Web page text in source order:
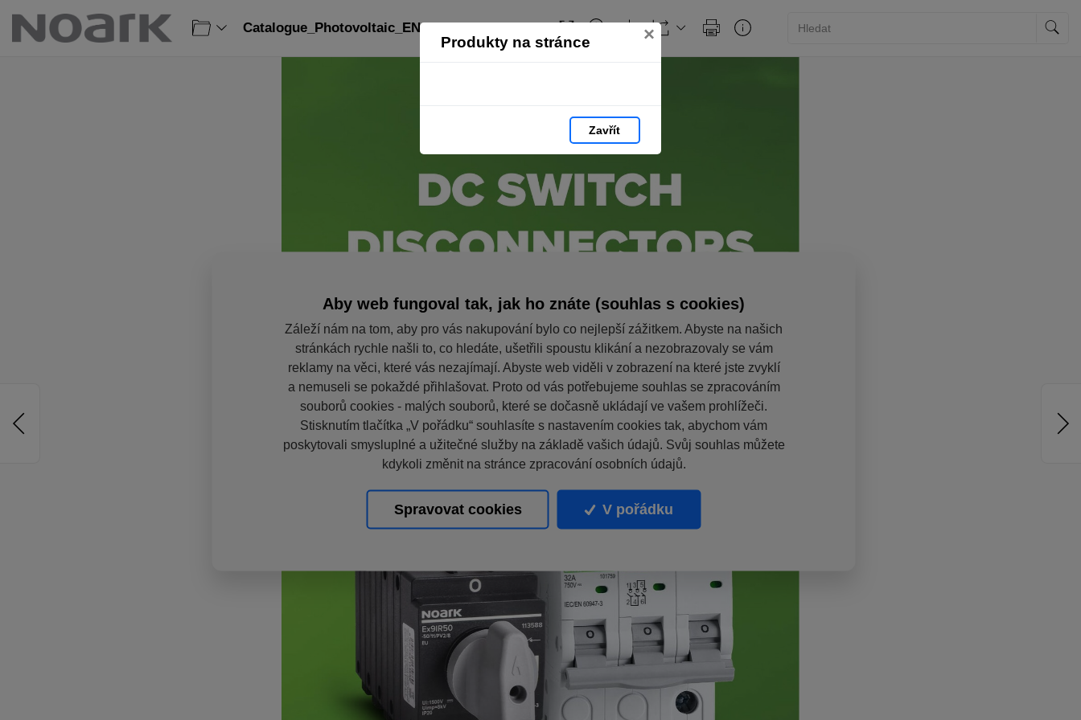
Produkty na stránce ×
Zavřít
Catalogue_Photovoltaic_EN: strana 75
Aby web fungoval tak, jak ho znáte (souhlas s cookies)
Záleží nám na tom, aby pro vás nakupování bylo co nejlepší zážitkem. Abyste na našich
stránkách rychle našli to, co hledáte, ušetřili spoustu klikání a nezobrazovaly se vám
reklamy na věci, které vás nezajímají. Abyste web viděli v zobrazení na které jste zvyklí
a nemuseli se pokaždé přihlašovat. Proto od vás potřebujeme souhlas se zpracováním
souborů cookies - malých souborů, které se dočasně ukládají ve vašem prohlížeči.
Stisknutím tlačítka „V pořádku“ souhlasíte s nastavením cookies tak, abychom vám
poskytovali smysluplné a užitečné služby na základě vašich údajů. Svůj souhlas můžete
kdykoli změnit na stránce zpracování osobních údajů.
Spravovat cookies V pořádku